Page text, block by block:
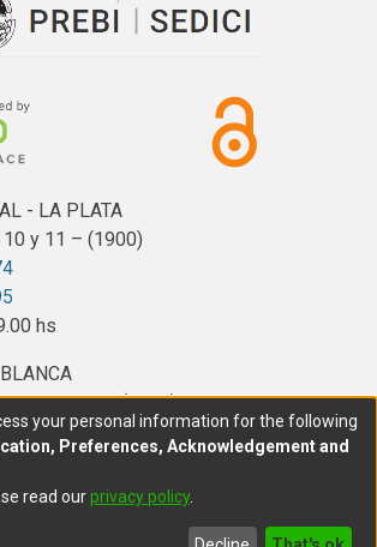
- LA PLATA
y 11 – (1900)
hs
Cali 320 – (8000). Universidad
(UPSO)
, interno 147
h
your personal information for the following
Preferences, Acknowledgement and
read ourprivacy policy.